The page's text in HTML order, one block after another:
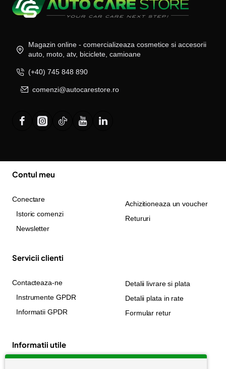
Magazin online - comercializeaza cosmetice si accesorii
auto, moto, atv, biciclete, camioane
(+40) 745 848 890
comenzi@autocarestore.ro
Contul meu
Conectare
Istoric comenzi
Newsletter
Achizitioneaza un voucher
Retururi
Servicii clienti
Contacteaza-ne
Instrumente GPDR
Informatii GPDR
Detalii livrare si plata
Detalii plata in rate
Formular retur
Informatii utile